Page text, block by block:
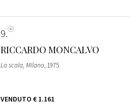
9
RICCARDO MONCALVO
La scala, Milano, 1975
VENDUTO € 1.161